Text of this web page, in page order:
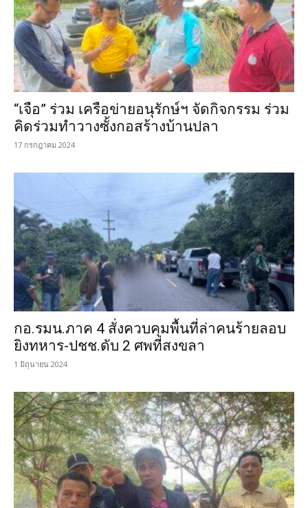
“เจือ” ร่วม เครือข่ายอนุรักษ์ฯ จัดกิจกรรม ร่วม
คิดร่วมทำวางซั้งกอสร้างบ้านปลา
17 กรกฎาคม 2024
กอ.รมน.ภาค 4 สั่งควบคุมพื้นที่ล่าคนร้ายลอบ
ยิงทหาร-ปชช.ดับ 2 ศพที่สงขลา
1 มิถุนายน 2024